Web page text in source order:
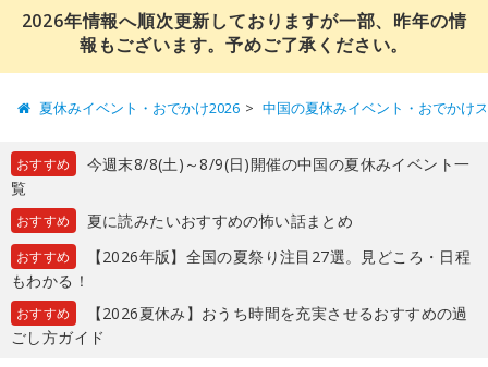
2026年情報へ順次更新しておりますが一部、昨年の情
報もございます。予めご了承ください。
夏休みイベント・おでかけ2026 中国の夏休みイベント・おでかけ
おすすめ
今週末8/8(土)～8/9(日)開催の中国の夏休みイベント一
覧
おすすめ 夏に読みたいおすすめの怖い話まとめ
おすすめ
【2026年版】全国の夏祭り注目27選。見どころ・日程
もわかる！
おすすめ
【2026夏休み】おうち時間を充実させるおすすめの過
ごし方ガイド